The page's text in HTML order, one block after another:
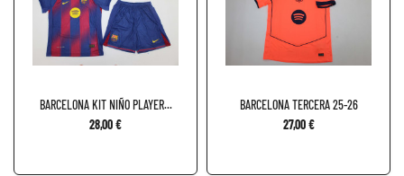
BARCELONA KIT NIÑO PLAYER...
28,00 €
BARCELONA TERCERA 25-26
27,00 €